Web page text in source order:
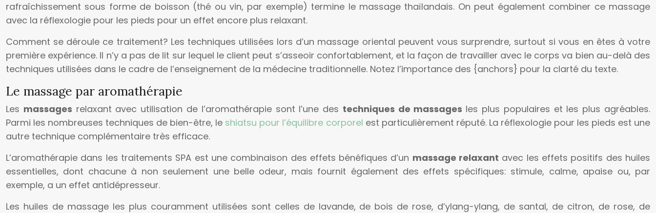
rafraîchissement sous forme de boisson (thé ou vin, par exemple) termine le massage thaïlandais. On peut également combiner ce massage
avec la réflexologie pour les pieds pour un effet encore plus relaxant.
Comment se déroule ce traitement? Les techniques utilisées lors d’un massage oriental peuvent vous surprendre, surtout si vous en êtes à votre
première expérience. Il n’y a pas de lit sur lequel le client peut s’asseoir confortablement, et la façon de travailler avec le corps va bien au-delà des
techniques utilisées dans le cadre de l’enseignement de la médecine traditionnelle. Notez l’importance des {anchors} pour la clarté du texte.
Le massage par aromathérapie
Les massages relaxant avec utilisation de l’aromathérapie sont l’une des techniques de massages les plus populaires et les plus agréables.
Parmi les nombreuses techniques de bien-être, le shiatsu pour l’équilibre corporel est particulièrement réputé. La réflexologie pour les pieds est une
autre technique complémentaire très efficace.
L’aromathérapie dans les traitements SPA est une combinaison des effets bénéfiques d’un massage relaxant avec les effets positifs des huiles
essentielles, dont chacune à non seulement une belle odeur, mais fournit également des effets spécifiques: stimule, calme, apaise ou, par
exemple, a un effet antidépresseur.
Les huiles de massage les plus couramment utilisées sont celles de lavande, de bois de rose, d’ylang-ylang, de santal, de citron, de rose, de